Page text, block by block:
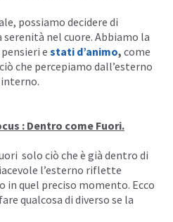
possiamo decidere di
nel cuore. Abbiamo la
e stati d’animo, come
che percepiamo dall’esterno
: Dentro come Fuori.
solo ciò che è già dentro di
l’esterno riflette
quel preciso momento. Ecco
qualcosa di diverso se la